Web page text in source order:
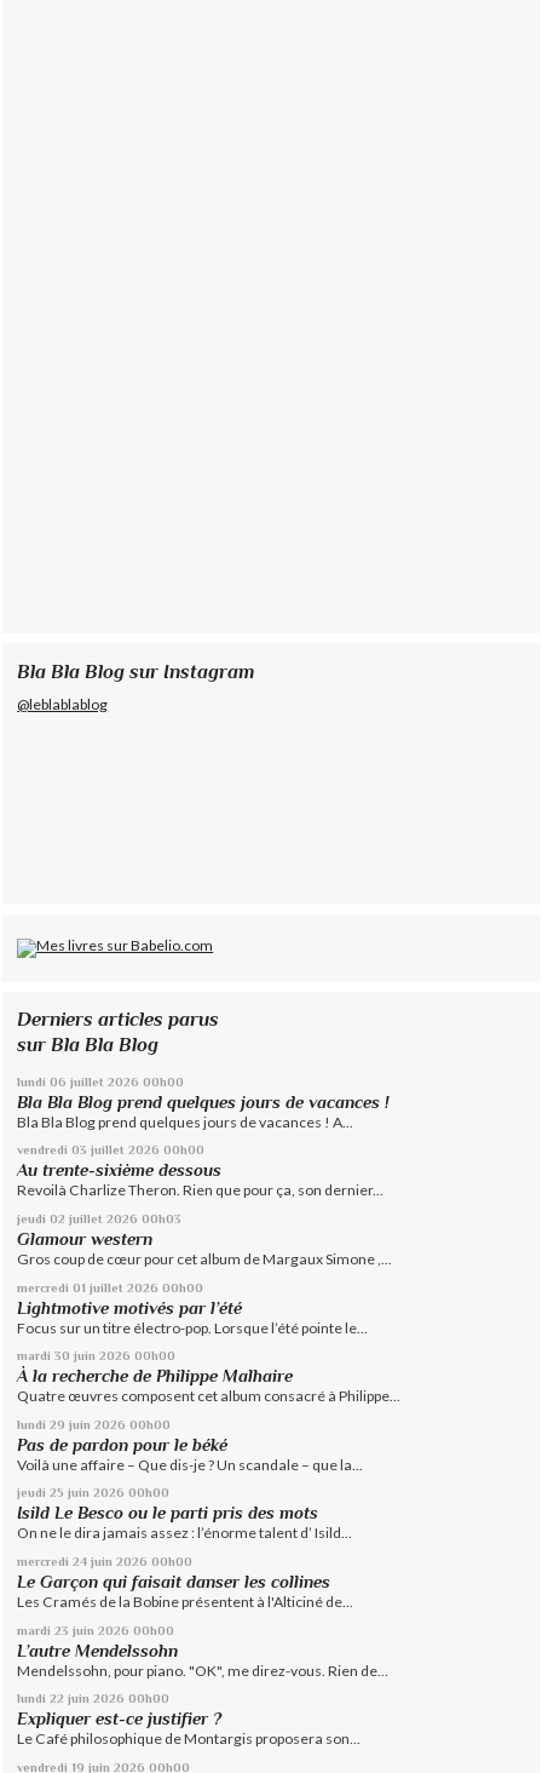
Bla Bla Blog sur Instagram
@leblablablog
Derniers articles parus
sur Bla Bla Blog
lundi 06 juillet 2026 00h00
Bla Bla Blog prend quelques jours de vacances !
Bla Bla Blog prend quelques jours de vacances ! A...
vendredi 03 juillet 2026 00h00
Au trente-sixième dessous
Revoilà Charlize Theron. Rien que pour ça, son dernier...
jeudi 02 juillet 2026 00h03
Glamour western
Gros coup de cœur pour cet album de Margaux Simone ,...
mercredi 01 juillet 2026 00h00
Lightmotive motivés par l’été
Focus sur un titre électro-pop. Lorsque l’été pointe le...
mardi 30 juin 2026 00h00
À la recherche de Philippe Malhaire
Quatre œuvres composent cet album consacré à Philippe...
lundi 29 juin 2026 00h00
Pas de pardon pour le béké
Voilà une affaire – Que dis-je ? Un scandale – que la...
jeudi 25 juin 2026 00h00
Isild Le Besco ou le parti pris des mots
On ne le dira jamais assez : l’énorme talent d’ Isild...
mercredi 24 juin 2026 00h00
Le Garçon qui faisait danser les collines
Les Cramés de la Bobine présentent à l'Alticiné de...
mardi 23 juin 2026 00h00
L’autre Mendelssohn
Mendelssohn, pour piano. "OK", me direz-vous. Rien de...
lundi 22 juin 2026 00h00
Expliquer est-ce justifier ?
Le Café philosophique de Montargis proposera son...
vendredi 19 juin 2026 00h00